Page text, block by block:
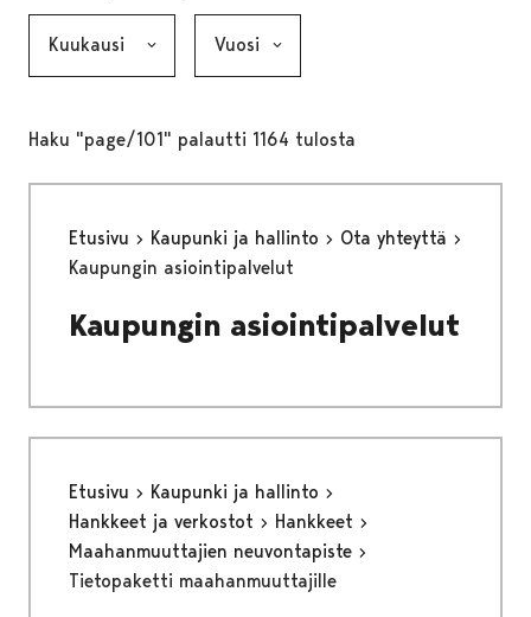
Haku "page/101" palautti 1164 tulosta
Etusivu Kaupunki ja hallinto
Ota yhteyttä
Kaupungin asiointipalvelut
Kaupungin asiointipalvelut
Etusivu
Kaupunki ja hallinto
Hankkeet ja verkostot
Hankkeet
Maahanmuuttajien neuvontapiste
Tietopaketti maahanmuuttajille